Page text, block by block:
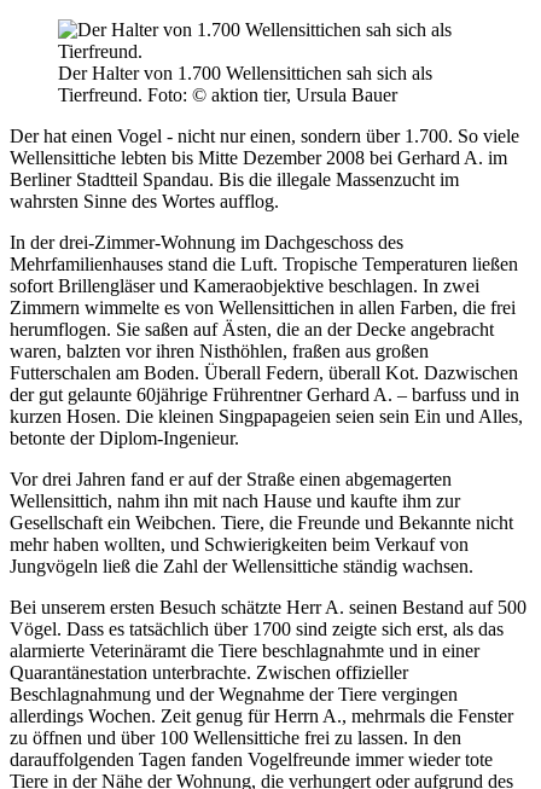
Der Halter von 1.700 Wellensittichen sah sich als
Tierfreund. Foto: © aktion tier, Ursula Bauer
Der hat einen Vogel - nicht nur einen, sondern über 1.700. So viele
Wellensittiche lebten bis Mitte Dezember 2008 bei Gerhard A. im
Berliner Stadtteil Spandau. Bis die illegale Massenzucht im
wahrsten Sinne des Wortes aufflog.
In der drei-Zimmer-Wohnung im Dachgeschoss des
Mehrfamilienhauses stand die Luft. Tropische Temperaturen ließen
sofort Brillengläser und Kameraobjektive beschlagen. In zwei
Zimmern wimmelte es von Wellensittichen in allen Farben, die frei
herumflogen. Sie saßen auf Ästen, die an der Decke angebracht
waren, balzten vor ihren Nisthöhlen, fraßen aus großen
Futterschalen am Boden. Überall Federn, überall Kot. Dazwischen
der gut gelaunte 60jährige Frührentner Gerhard A. – barfuss und in
kurzen Hosen. Die kleinen Singpapageien seien sein Ein und Alles,
betonte der Diplom-Ingenieur.
Vor drei Jahren fand er auf der Straße einen abgemagerten
Wellensittich, nahm ihn mit nach Hause und kaufte ihm zur
Gesellschaft ein Weibchen. Tiere, die Freunde und Bekannte nicht
mehr haben wollten, und Schwierigkeiten beim Verkauf von
Jungvögeln ließ die Zahl der Wellensittiche ständig wachsen.
Bei unserem ersten Besuch schätzte Herr A. seinen Bestand auf 500
Vögel. Dass es tatsächlich über 1700 sind zeigte sich erst, als das
alarmierte Veterinäramt die Tiere beschlagnahmte und in einer
Quarantänestation unterbrachte. Zwischen offizieller
Beschlagnahmung und der Wegnahme der Tiere vergingen
allerdings Wochen. Zeit genug für Herrn A., mehrmals die Fenster
zu öffnen und über 100 Wellensittiche frei zu lassen. In den
darauffolgenden Tagen fanden Vogelfreunde immer wieder tote
Tiere in der Nähe der Wohnung, die verhungert oder aufgrund des